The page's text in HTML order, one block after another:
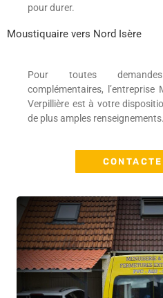
pour durer.
Moustiquaire vers Nord Isère
Pour toutes
complémentaires,
Verpillière est à votre
de plus amples renseignements.